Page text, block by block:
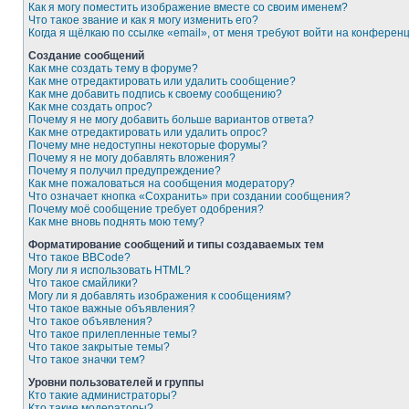
Как я могу поместить изображение вместе со своим именем?
Что такое звание и как я могу изменить его?
Когда я щёлкаю по ссылке «email», от меня требуют войти на
Создание сообщений
Как мне создать тему в форуме?
Как мне отредактировать или удалить сообщение?
Как мне добавить подпись к своему сообщению?
Как мне создать опрос?
Почему я не могу добавить больше вариантов ответа?
Как мне отредактировать или удалить опрос?
Почему мне недоступны некоторые форумы?
Почему я не могу добавлять вложения?
Почему я получил предупреждение?
Как мне пожаловаться на сообщения модератору?
Что означает кнопка «Сохранить» при создании сообщения?
Почему моё сообщение требует одобрения?
Как мне вновь поднять мою тему?
Форматирование сообщений и типы создаваемых тем
Что такое BBCode?
Могу ли я использовать HTML?
Что такое смайлики?
Могу ли я добавлять изображения к сообщениям?
Что такое важные объявления?
Что такое объявления?
Что такое прилепленные темы?
Что такое закрытые темы?
Что такое значки тем?
Уровни пользователей и группы
Кто такие администраторы?